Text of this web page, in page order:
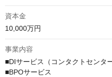
資本金
10,000万円
事業内容
■DIサービス（コンタクトセンタ
■BPOサービス